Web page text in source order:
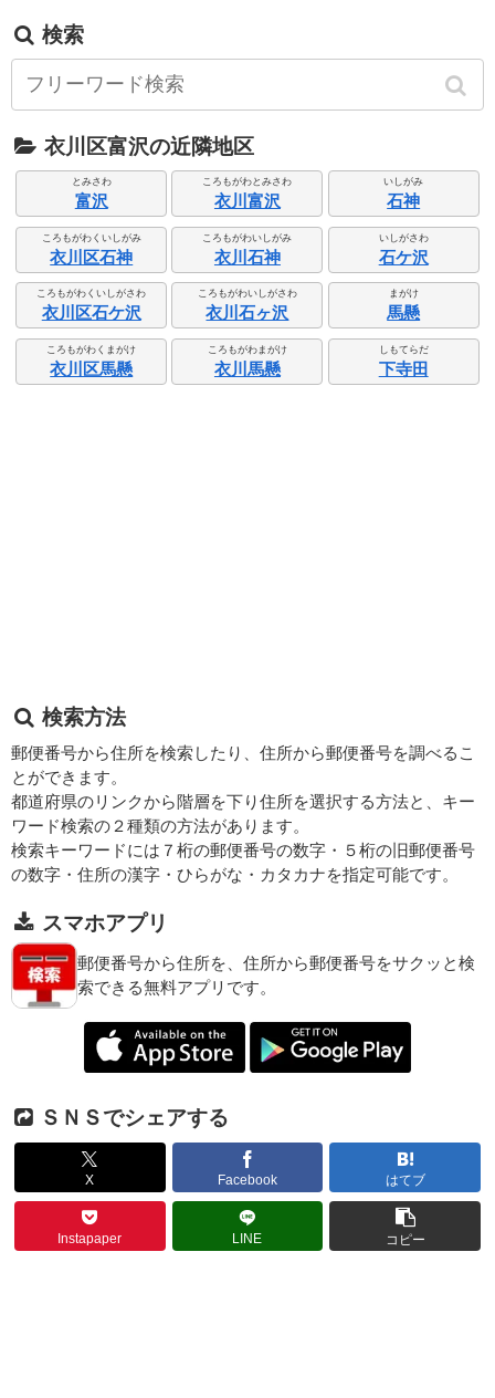
検索
衣川区富沢の近隣地区
とみさわ
富沢
ころもがわとみさわ
衣川富沢
いしがみ
石神
ころもがわくいしがみ
衣川区石神
ころもがわいしがみ
衣川石神
いしがさわ
石ケ沢
ころもがわくいしがさわ
衣川区石ケ沢
ころもがわいしがさわ
衣川石ヶ沢
まがけ
馬懸
ころもがわくまがけ
衣川区馬懸
ころもがわまがけ
衣川馬懸
しもてらだ
下寺田
検索方法
郵便番号から住所を検索したり、住所から郵便番号を調べるこ
とができます。
都道府県のリンクから階層を下り住所を選択する方法と、キー
ワード検索の２種類の方法があります。
検索キーワードには７桁の郵便番号の数字・５桁の旧郵便番号
の数字・住所の漢字・ひらがな・カタカナを指定可能です。
スマホアプリ
郵便番号から住所を、住所から郵便番号をサクッと検
索できる無料アプリです。
ＳＮＳでシェアする
X Facebook はてブ
Instapaper LINE コピー